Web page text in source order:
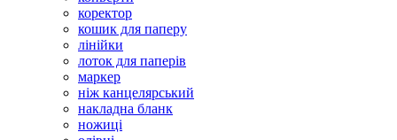
коректор
кошик для паперу
лінійки
лоток для паперів
маркер
ніж канцелярський
накладна бланк
ножиці